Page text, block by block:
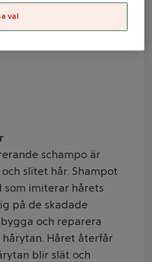
schampo är
slitet hår. Shampot
som imiterar hårets
på de skadade
och reparera
Håret återfår
blir slät och
val